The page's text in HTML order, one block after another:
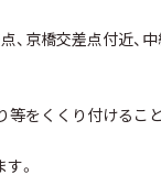
京橋交差点付近、
等をくくり付けるこ
。